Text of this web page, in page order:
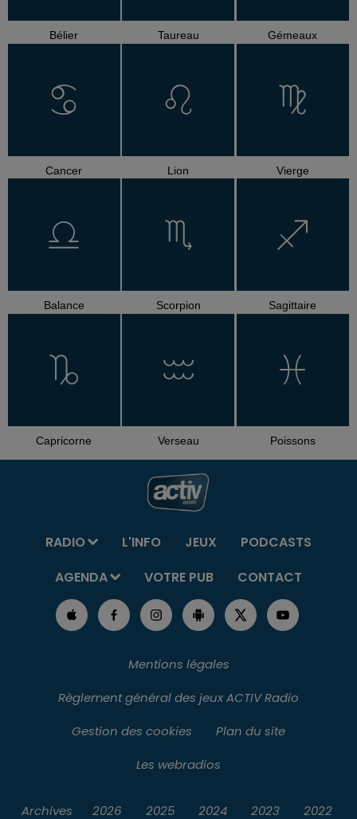
Bélier Taureau Gémeaux
Cancer Lion Vierge
Balance Scorpion Sagittaire
Capricorne Verseau Poissons
RADIO L'INFO JEUX
PODCASTS
AGENDA
VOTRE PUB CONTACT
Mentions légales
Règlement général des jeux ACTIV Radio
Gestion des cookies
Plan du site
Les webradios
Archives 2026 2025 2024 2023 2022